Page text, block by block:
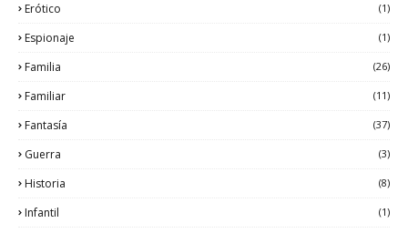
Erótico (1)
Espionaje (1)
Familia (26)
Familiar (11)
Fantasía (37)
Guerra (3)
Historia (8)
Infantil (1)